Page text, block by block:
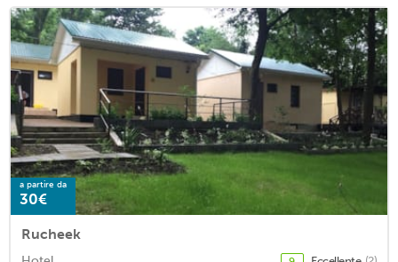
a partire da
30€
Rucheek